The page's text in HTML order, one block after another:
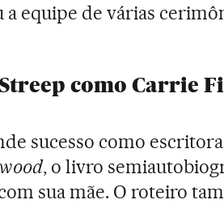
equipe de várias
como Carrie
sucesso como
, o livro
sua mãe. O roteiro